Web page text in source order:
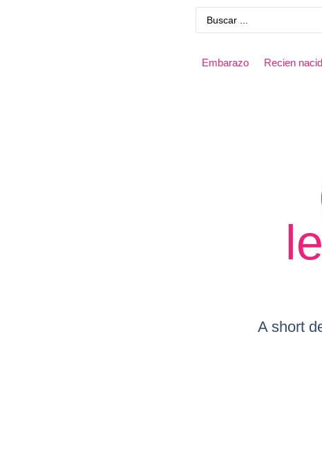
Embarazo Recien
A short